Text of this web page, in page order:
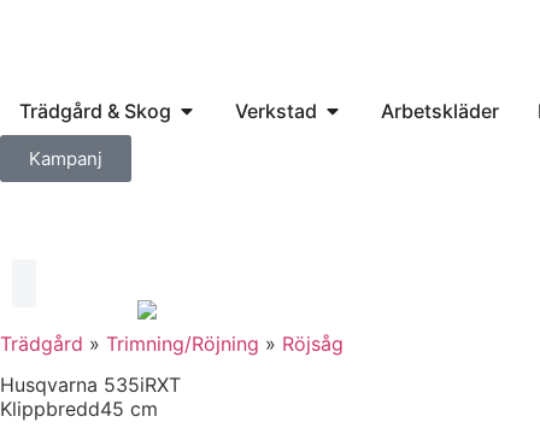
Trädgård & Skog Verkstad Arbetskläder
Kampanj
Trädgård » Trimning/Röjning » Röjsåg
Husqvarna 535iRXT
Klippbredd45 cm